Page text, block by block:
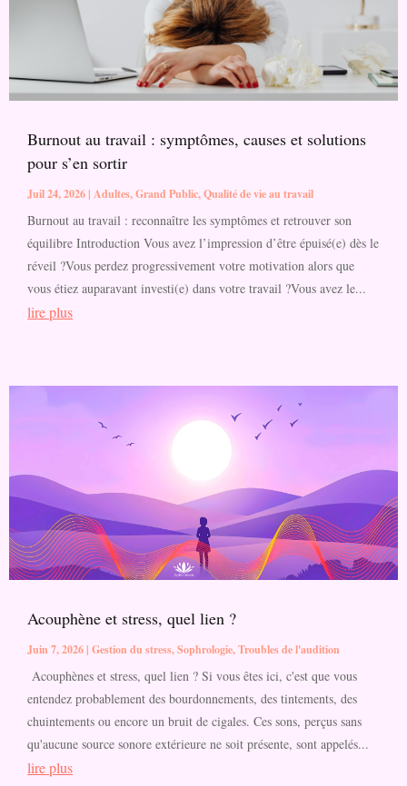
Burnout au travail : symptômes, causes et solutions
pour s’en sortir
Juil 24, 2026|Adultes,Grand Public,Qualité de vie au travail
Burnout au travail : reconnaître les symptômes et retrouver son
équilibre Introduction Vous avez l’impression d’être épuisé(e) dès le
réveil ?Vous perdez progressivement votre motivation alors que
vous étiez auparavant investi(e) dans votre travail ?Vous avez le...
lire plus
Acouphène et stress, quel lien ?
Juin 7, 2026|Gestion du stress,Sophrologie,Troubles de l'audition
Acouphènes et stress, quel lien ? Si vous êtes ici, c'est que vous
entendez probablement des bourdonnements, des tintements, des
chuintements ou encore un bruit de cigales. Ces sons, perçus sans
qu'aucune source sonore extérieure ne soit présente, sont appelés...
lire plus